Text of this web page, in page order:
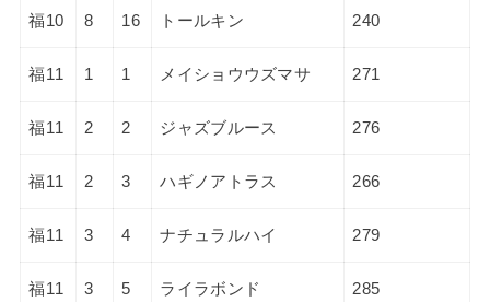
福10 8 16 トールキン 240
福11 1 1 メイショウウズマサ 271
福11 2 2 ジャズブルース 276
福11 2 3 ハギノアトラス 266
福11 3 4 ナチュラルハイ 279
福11 3 5 ライラボンド 285